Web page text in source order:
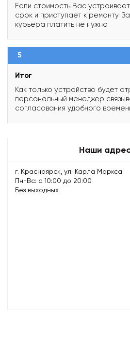
Если стоимость Вас
срок и приступает к ремонту.
курьера платить не нужно.
5
Итог
Как только устройство будет
персональный менеджер
согласования удобного
Наши
г. Красноярск, ул. Карла Маркса
Пн-Вс: с 10:00 до 20:00
Без выходных